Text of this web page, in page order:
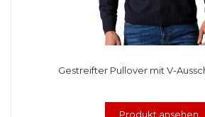
Gestreifter Pullover mit V-
Produkt ansehen